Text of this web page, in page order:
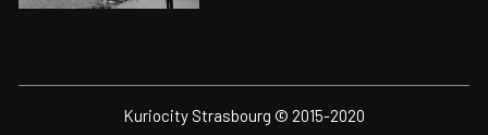
Kuriocity Strasbourg © 2015-2020